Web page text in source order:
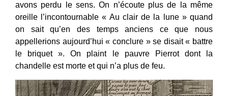
avons perdu le sens. On n’écoute plus de la même
oreille l’incontournable « Au clair de la lune » quand
on sait qu’en des temps anciens ce que nous
appellerions aujourd’hui « conclure » se disait « battre
le briquet ». On plaint le pauvre Pierrot dont la
chandelle est morte et qui n’a plus de feu.